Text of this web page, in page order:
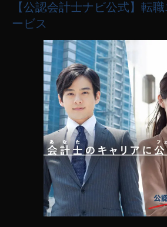
【公認会計士ナビ公式】転
ービス